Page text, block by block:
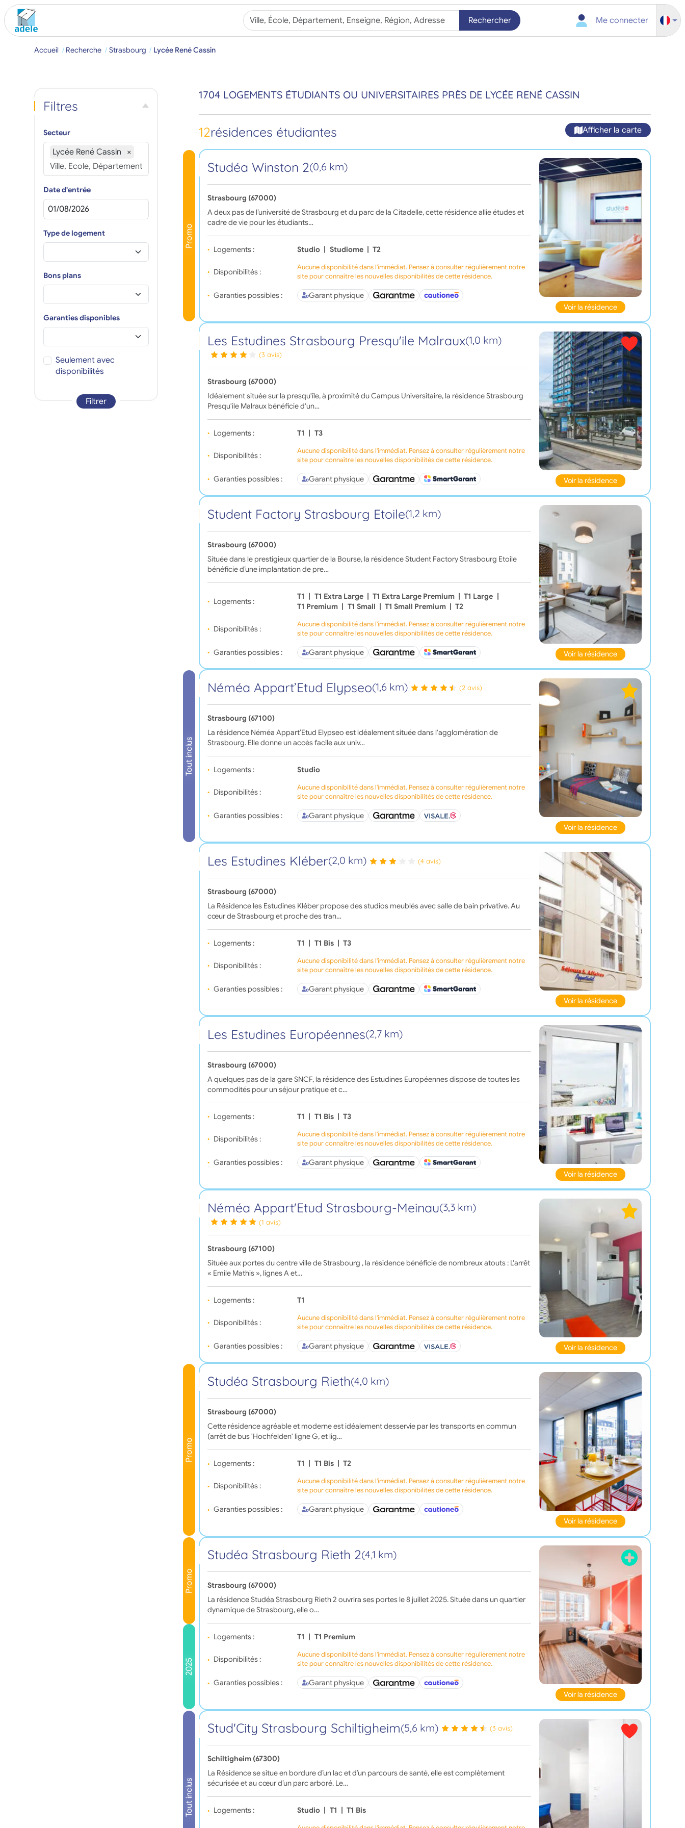
Rechercher Me connecter
Accueil Recherche Strasbourg Lycée René Cassin
1704 LOGEMENTS ÉTUDIANTS OU UNIVERSITAIRES PRÈS DE LYCÉE RENÉ CASSIN
12résidences étudiantes Afficher la carte
Promo
Studéa Winston 2(0,6 km)
Strasbourg (67000)
A deux pas de l’université de Strasbourg et du parc de la Citadelle, cette résidence allie études et
cadre de vie pour les étudiants…
Logements : Studio | Studiome | T2
Disponibilités :
Aucune disponibilité dans l'immédiat. Pensez à consulter régulièrement notre
site pour connaître les nouvelles disponibilités de cette résidence.
Garanties possibles :
Garant physique
Voir la résidence
Les Estudines Strasbourg Presqu'ile Malraux(1,0 km)
(3 avis)
Strasbourg (67000)
Idéalement située sur la presqu'île, à proximité du Campus Universitaire, la résidence Strasbourg
Presqu'ile Malraux bénéficie d'un…
Logements : T1 | T3
Disponibilités :
Aucune disponibilité dans l'immédiat. Pensez à consulter régulièrement notre
site pour connaître les nouvelles disponibilités de cette résidence.
Garanties possibles : Garant physique Voir la résidence
Student Factory Strasbourg Etoile(1,2 km)
Strasbourg (67000)
Située dans le prestigieux quartier de la Bourse, la résidence Student Factory Strasbourg Etoile
bénéficie d’une implantation de pre…
Logements :
T1 | T1 Extra Large | T1 Extra Large Premium | T1 Large |
T1 Premium | T1 Small | T1 Small Premium | T2
Disponibilités :
Aucune disponibilité dans l'immédiat. Pensez à consulter régulièrement notre
site pour connaître les nouvelles disponibilités de cette résidence.
Garanties possibles : Garant physique Voir la résidence
Tout inclus
Néméa Appart’Etud Elypseo(1,6 km) (2 avis)
Strasbourg (67100)
La résidence Néméa Appart’Etud Elypseo est idéalement située dans l'agglomération de
Strasbourg. Elle donne un accès facile aux univ…
Logements : Studio
Disponibilités :
Aucune disponibilité dans l'immédiat. Pensez à consulter régulièrement notre
site pour connaître les nouvelles disponibilités de cette résidence.
Garanties possibles :
Garant physique
Voir la résidence
Les Estudines Kléber(2,0 km) (4 avis)
Strasbourg (67000)
La Résidence les Estudines Kléber propose des studios meublés avec salle de bain privative. Au
cœur de Strasbourg et proche des tran…
Logements : T1 | T1 Bis | T3
Disponibilités :
Aucune disponibilité dans l'immédiat. Pensez à consulter régulièrement notre
site pour connaître les nouvelles disponibilités de cette résidence.
Garanties possibles :
Garant physique
Voir la résidence
Les Estudines Européennes(2,7 km)
Strasbourg (67000)
A quelques pas de la gare SNCF, la résidence des Estudines Européennes dispose de toutes les
commodités pour un séjour pratique et c…
Logements : T1 | T1 Bis | T3
Disponibilités :
Aucune disponibilité dans l'immédiat. Pensez à consulter régulièrement notre
site pour connaître les nouvelles disponibilités de cette résidence.
Garanties possibles :
Garant physique
Voir la résidence
Néméa Appart'Etud Strasbourg-Meinau(3,3 km)
(1 avis)
Strasbourg (67100)
Située aux portes du centre ville de Strasbourg , la résidence bénéficie de nombreux atouts : L'arrêt
« Emile Mathis », lignes A et…
Logements : T1
Disponibilités :
Aucune disponibilité dans l'immédiat. Pensez à consulter régulièrement notre
site pour connaître les nouvelles disponibilités de cette résidence.
Garanties possibles : Garant physique Voir la résidence
Promo
Studéa Strasbourg Rieth(4,0 km)
Strasbourg (67000)
Cette résidence agréable et moderne est idéalement desservie par les transports en commun
(arrêt de bus 'Hochfelden' ligne G, et lig…
Logements : T1 | T1 Bis | T2
Disponibilités :
Aucune disponibilité dans l'immédiat. Pensez à consulter régulièrement notre
site pour connaître les nouvelles disponibilités de cette résidence.
Garanties possibles :
Garant physique
Voir la résidence
Promo
2025
Studéa Strasbourg Rieth 2(4,1 km)
Strasbourg (67000)
La résidence Studéa Strasbourg Rieth 2 ouvrira ses portes le 8 juillet 2025. Située dans un quartier
dynamique de Strasbourg, elle o…
Logements : T1 | T1 Premium
Disponibilités :
Aucune disponibilité dans l'immédiat. Pensez à consulter régulièrement notre
site pour connaître les nouvelles disponibilités de cette résidence.
Garanties possibles :
Garant physique
Voir la résidence
Tout inclus
Stud'City Strasbourg Schiltigheim(5,6 km) (3 avis)
Schiltigheim (67300)
La Résidence se situe en bordure d’un lac et d’un parcours de santé, elle est complètement
sécurisée et au cœur d’un parc arboré. Le…
Logements : Studio | T1 | T1 Bis
Filtres
Secteur
Lycée René Cassin ×
Date d'entrée
Type de logement
Bons plans
Garanties disponibles
Seulement avec
disponibilités
Filtrer